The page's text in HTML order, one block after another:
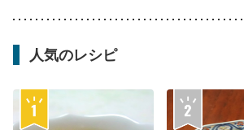
人気のレシピ